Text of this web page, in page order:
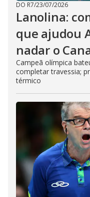
DO R7/23/07/2026
Lanolina:
que ajudou
nadar o
Campeã olímpica
completar travessia;
térmico